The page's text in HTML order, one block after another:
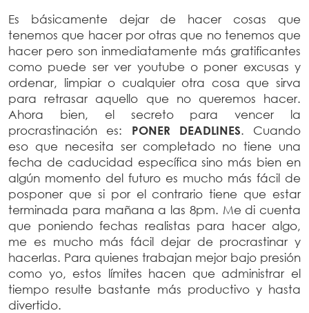
Es básicamente dejar de hacer cosas que
tenemos que hacer por otras que no tenemos que
hacer pero son inmediatamente más gratificantes
como puede ser ver youtube o poner excusas y
ordenar, limpiar o cualquier otra cosa que sirva
para retrasar aquello que no queremos hacer.
Ahora bien, el secreto para vencer la
procrastinación es: PONER DEADLINES. Cuando
eso que necesita ser completado no tiene una
fecha de caducidad específica sino más bien en
algún momento del futuro es mucho más fácil de
posponer que si por el contrario tiene que estar
terminada para mañana a las 8pm. Me di cuenta
que poniendo fechas realistas para hacer algo,
me es mucho más fácil dejar de procrastinar y
hacerlas. Para quienes trabajan mejor bajo presión
como yo, estos límites hacen que administrar el
tiempo resulte bastante más productivo y hasta
divertido.